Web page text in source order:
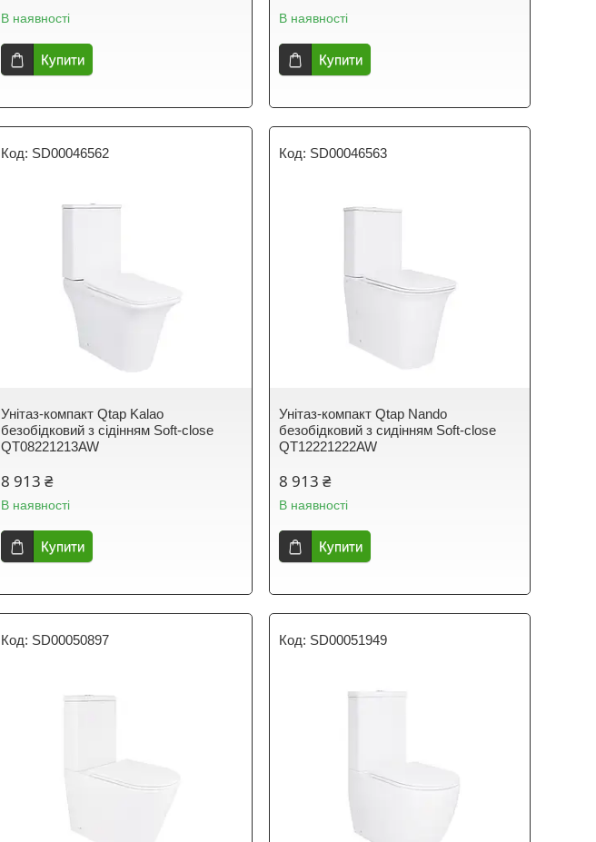
В наявності
Купити
В наявності
Купити
SD00046562
Унітаз-компакт Qtap Kalao
безобідковий з сідінням Soft-close
QT08221213AW
8 913 ₴
В наявності
Купити
SD00046563
Унітаз-компакт Qtap Nando
безобідковий з сидінням Soft-close
QT12221222AW
8 913 ₴
В наявності
Купити
SD00050897 SD00051949